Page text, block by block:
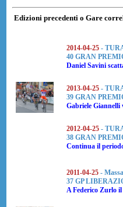
Edizioni precedenti o Gare
2014-04-25 -
40 GRAN
Daniel Savini
2013-04-25 -
39 GRAN
Gabriele Giannelli
2012-04-25 -
38 GRAN
Continua il
2011-04-25 -
37 GP
AFederico Zurlo il